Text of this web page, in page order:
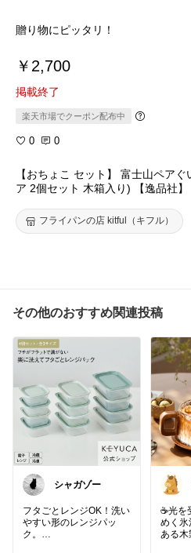
贈り物にピッタリ！
￥2,700
掲載終了
楽天市場でクーポン配布中
0 0
【おちょこ セット】 富士山ペア
ア 2個セット 木箱入り) 【逸品社】
フライパンの店 kitful（キフル）
その他のおすすめ関連投稿
シャガゾー
フタごとレンジOK！洗い
やすい形のレンジパッ
ク。
​☕️光を
めく氷
ある木